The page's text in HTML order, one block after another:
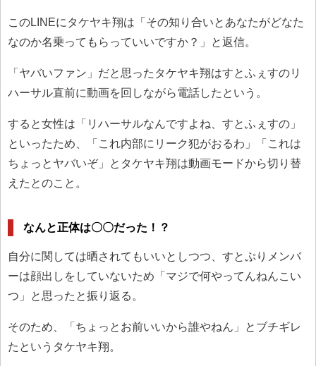
このLINEにタケヤキ翔は「その知り合いとあなたがどなた
なのか名乗ってもらっていいですか？」と返信。
「ヤバいファン」だと思ったタケヤキ翔はすとふぇすのリ
ハーサル直前に動画を回しながら電話したという。
すると女性は「リハーサルなんですよね、すとふぇすの」
といったため、「これ内部にリーク犯がおるわ」「これは
ちょっとヤバいぞ」とタケヤキ翔は動画モードから切り替
えたとのこと。
なんと正体は〇〇だった！？
自分に関しては晒されてもいいとしつつ、すとぷりメンバ
ーは顔出しをしていないため「マジで何やってんねんこい
つ」と思ったと振り返る。
そのため、「ちょっとお前いいから誰やねん」とブチギレ
たというタケヤキ翔。